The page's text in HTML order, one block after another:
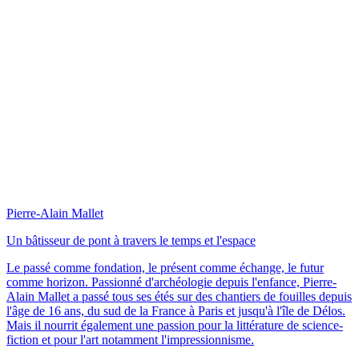
Pierre-Alain Mallet
Un bâtisseur de pont à travers le temps et l'espace
Le passé comme fondation, le présent comme échange, le futur
comme horizon. Passionné d'archéologie depuis l'enfance, Pierre-
Alain Mallet a passé tous ses étés sur des chantiers de fouilles depuis
l'âge de 16 ans, du sud de la France à Paris et jusqu'à l'île de Délos.
Mais il nourrit également une passion pour la littérature de science-
fiction et pour l'art notamment l'impressionnisme.